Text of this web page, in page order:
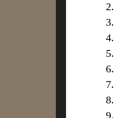
2.
3.
4.
5.
6.
7.
8.
9.